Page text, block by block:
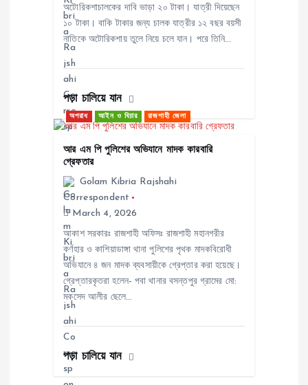
অটোরিকশাচালকের দাবি ভাড়া ২০ টাকা। যাত্রী দিয়েছেন
১০ টাকা। বাকি টাকার জন্য চালক যাত্রীর ১২ বছর বয়সী
নাতিকে অটোরিকশায় তুলে নিয়ে চলে যান। পরে তিনি…
পড়া চালিয়ে যান
অপরাধ আইন ও বিচার রাজশাহী জেলা
আর এম পি পুলিশের অভিযানে মাদক কারবারি
গ্রেফতার
Golam Kibria Rajshahi
Correspondent
March 4, 2026
আকাশ সরকারঃ রাজশাহী অফিসঃ রাজশাহী মহানগরীর
কর্ণহার ও কাশিয়াডাঙ্গা থানা পুলিশের পৃথক মাদকবিরোধী
অভিযানে ৪ জন মাদক ব্যবসায়ীকে গ্রেপ্তার করা হয়েছে।
গ্রেপ্তারকৃতরা হলেন- পবা থানার বসন্তপুর গ্রামের মো:
মকসেদ আলীর ছেলে…
পড়া চালিয়ে যান